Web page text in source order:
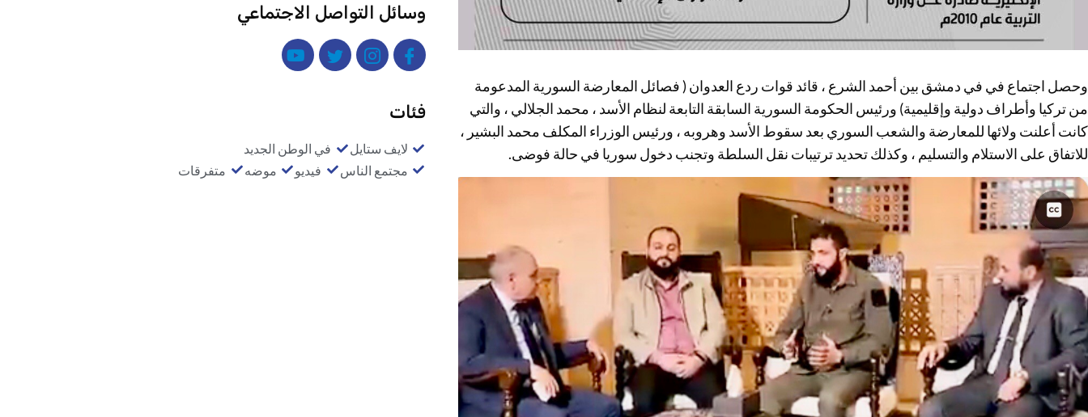
وحصل اجتماع في في دمشق بين أحمد الشرع ، قائد قوات ردع العدوان ( فصائل المعارضة السورية المدعومة
من تركيا وأطراف دولية وإقليمية) ورئيس الحكومة السورية السابقة التابعة لنظام الأسد ، محمد الجلالي ، والتي
كانت أعلنت ولائها للمعارضة والشعب السوري بعد سقوط الأسد وهروبه ، ورئيس الوزراء المكلف محمد البشير ،
للاتفاق على الاستلام والتسليم ، وكذلك تحديد ترتيبات نقل السلطة وتجنب دخول سوريا في حالة فوضى.
وسائل التواصل الاجتماعي
فئات
لايف ستايل
في الوطن الجديد
مجتمع الناس
فيديو موضه متفرقات